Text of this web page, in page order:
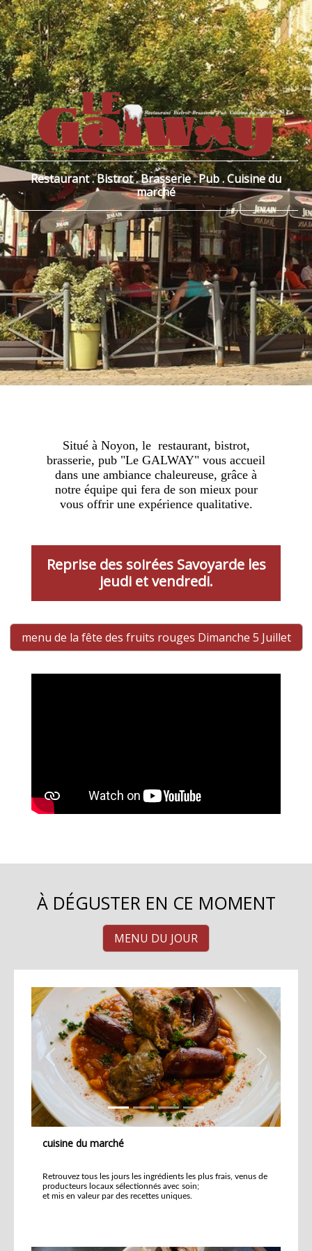
Restaurant . Bistrot . Brasserie . Pub . Cuisine du
marché
Situé à Noyon, le restaurant, bistrot,
brasserie, pub "Le GALWAY" vous accueil
dans une ambiance chaleureuse, grâce à
notre équipe qui fera de son mieux pour
vous offrir une expérience qualitative.
Reprise des soirées Savoyarde les
jeudi et vendredi.
menu de la fête des fruits rouges Dimanche 5 Juillet
À DÉGUSTER EN CE MOMENT
MENU DU JOUR
Previous Next
cuisine du marché
Retrouvez tous les jours les ingrédients les plus frais, venus de
producteurs locaux sélectionnés avec soin;
et mis en valeur par des recettes uniques.